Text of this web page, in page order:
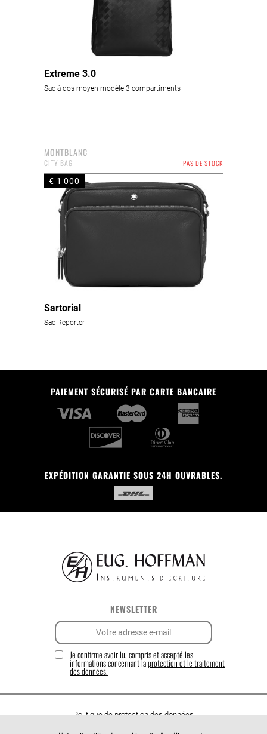
Extreme 3.0
Sac à dos moyen modèle 3 compartiments
MONTBLANC
PAS DE STOCK
CITY BAG
€ 1 000
Sartorial
Sac Reporter
PAIEMENT SÉCURISÉ PAR CARTE BANCAIRE
EXPÉDITION GARANTIE SOUS 24H OUVRABLES.
NEWSLETTER
Je confirme avoir lu, compris et accepté les
informations concernant laprotection et le traitement
des données.
Politique de protection des données
Politique de cookies